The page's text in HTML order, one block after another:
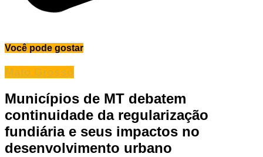
Você pode gostar
Mato Grosso
Municípios de MT debatem
continuidade da regularização
fundiária e seus impactos no
desenvolvimento urbano